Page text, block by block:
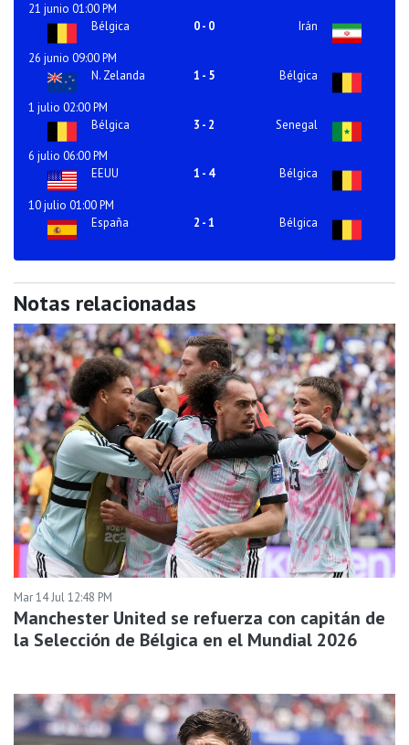
21 junio 01:00 PM
Bélgica
0- 0 Irán
26 junio 09:00 PM
N. Zelanda
1 - 5 Bélgica
1 julio 02:00 PM
Bélgica
3 - 2 Senegal
6 julio 06:00 PM
EEUU
1 - 4 Bélgica
10 julio 01:00 PM
España
2 -1 Bélgica
Notas relacionadas
Mar 14 Jul 12:48 PM
Manchester United se refuerza con capitán de
la Selección de Bélgica en el Mundial 2026